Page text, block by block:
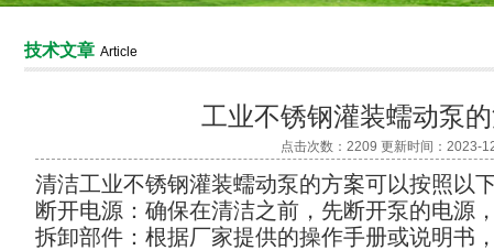
技术文章 Article
工业不锈钢灌装蠕动泵
点击次数：2209 更新时间：2023-
清洁工业不锈钢灌装蠕动泵的方案可以按照以
断开电源：确保在清洁之前，先断开泵的电源
拆卸部件：根据厂家提供的操作手册或说明书